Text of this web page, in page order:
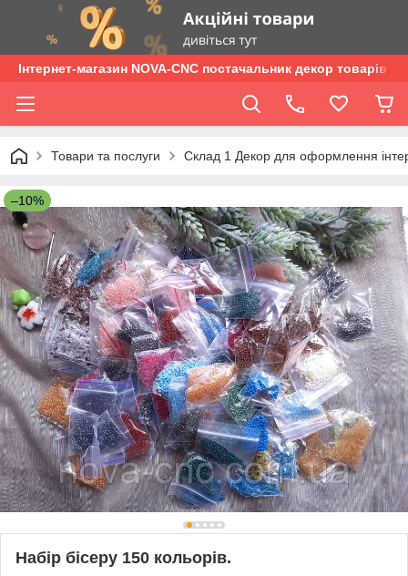
Інтернет-магазин NOVA-CNC постачальник декор товарів
Товари та послуги Склад 1 Декор для оформлення
–10%
Набір бісеру 150 кольорів.